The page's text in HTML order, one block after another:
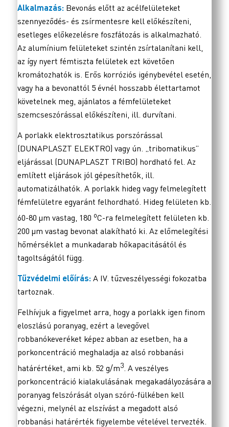
Alkalmazás: Bevonás előtt az acélfelületeket
szennyeződés- és zsírmentesre kell előkészíteni,
esetleges előkezelésre foszfátozás is alkalmazható.
Az alumínium felületeket szintén zsírtalanítani kell,
az így nyert fémtiszta felületek ezt követően
kromátozhatók is. Erős korróziós igénybevétel esetén,
vagy ha a bevonattól 5 évnél hosszabb élettartamot
követelnek meg, ajánlatos a fémfelületeket
szemcseszórással előkészíteni, ill. durvítani.
A porlakk elektrosztatikus porszórással
(DUNAPLASZT ELEKTRO) vagy ún. „tribomatikus”
eljárással (DUNAPLASZT TRIBO) hordható fel. Az
említett eljárások jól gépesíthetők, ill.
automatizálhatók. A porlakk hideg vagy felmelegített
fémfelületre egyaránt felhordható. Hideg felületen kb.
60-80 µm vastag, 180 oC-ra felmelegített felületen kb.
200 µm vastag bevonat alakítható ki. Az előmelegítési
hőmérséklet a munkadarab hőkapacitásától és
tagoltságától függ.
Tűzvédelmi előírás: A IV. tűzveszélyességi fokozatba
tartoznak.
Felhívjuk a figyelmet arra, hogy a porlakk igen finom
eloszlású poranyag, ezért a levegővel
robbanókeveréket képez abban az esetben, ha a
porkoncentráció meghaladja az alsó robbanási
határértéket, ami kb. 52 g/m3. A veszélyes
porkoncentráció kialakulásának megakadályozására a
poranyag felszórását olyan szóró-fülkében kell
végezni, melynél az elszívást a megadott alsó
robbanási határérték figyelembe vételével tervezték.